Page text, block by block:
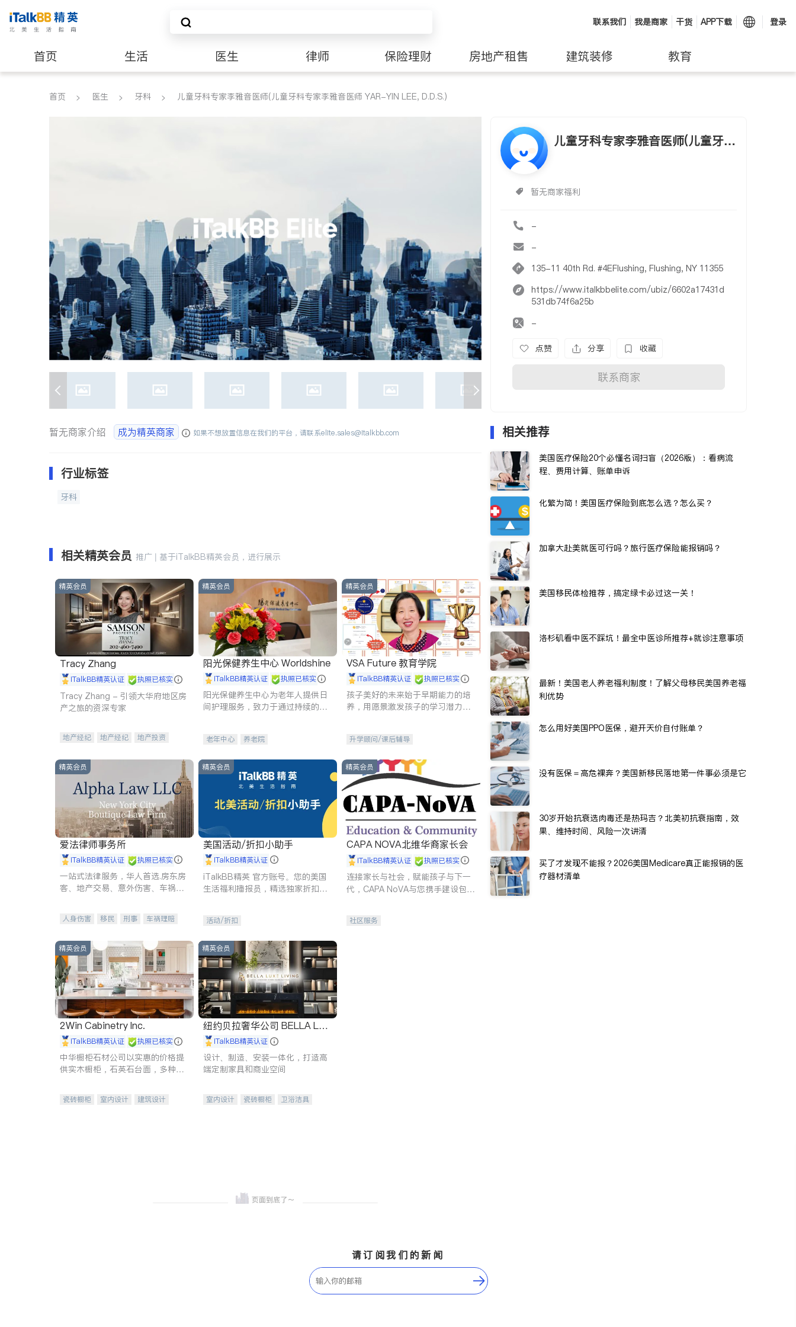
联系我们 我是商家 干货 APP下载 登录
首页 生活 医生 律师 保险理财 房地产租售 建筑装修 教育
养老 非盈利组织
首页 医生 牙科 儿童牙科专家李雅音医师(儿童牙科专家李雅音医师 YAR-YIN LEE, D.D.S.)
儿童牙科专家李雅音医师(儿童牙科
暂无商家福利
-
-
135-11 40th Rd. #4EFlushing, Flushing, NY 11355
https://www.italkbbelite.com/ubiz/6602a17431d
531db74f6a25b
-
点赞 分享 收藏
联系商家
暂无商家介绍 成为精英商家 如果不想放置信息在我们的平台，请联系elite.sales@italkbb.com
行业标签
牙科
相关精英会员 推广 | 基于iTalkBB精英会员，进行展示
精英会员
Tracy Zhang
iTalkBB精英认证 执照已核实
Tracy Zhang - 引领大华府地区房
产之旅的资深专家
地产经纪 地产经纪
地产投资
精英会员
阳光保健养生中心 Worldshine
iTalkBB精英认证 执照已核实
阳光保健养生中心为老年人提供日
间护理服务，致力于通过持续的护
老年中心 养老院
精英会员
VSA Future 教育学院
iTalkBB精英认证 执照已核实
孩子美好的未来始于早期能力的培
养，用愿景激发孩子的学习潜力和
升学顾问/课后辅导
精英会员
爱法律师事务所
iTalkBB精英认证 执照已核实
一站式法律服务，华人首选.房东房
客、地产交易、意外伤害、车祸重
人身伤害 移民 刑事
车祸理赔
商标注册
索赔 律师-其它 保释
精英会员
美国活动/折扣小助手
iTalkBB精英认证
iTalkBB精英 官方账号。您的美国
生活福利播报员，精选独家折扣、
活动/折扣
精英会员
CAPA NOVA北维华裔家长会
iTalkBB精英认证 执照已核实
连接家长与社会，赋能孩子与下一
代，CAPA NoVA与您携手建设包
社区服务
精英会员
2Win Cabinetry Inc.
iTalkBB精英认证 执照已核实
中华橱柜石材公司以实惠的价格提
供实木橱柜，石英石台面，多种优
机。品质厨房，家的选择。
瓷砖橱柜 室内设计
建筑设计
精英会员
纽约贝拉奢华公司 BELLA LUX
E iTalkBB精英认证
设计、制造、安装一体化，打造高
端定制家具和商业空间
室内设计 瓷砖橱柜
卫浴洁具
相关推荐
美国医疗保险20个必懂名词扫盲（2026版）：看病流
程、费用计算、账单申诉
化繁为简！美国医疗保险到底怎么选？怎么买？
加拿大赴美就医可行吗？旅行医疗保险能报销吗？
美国移民体检推荐，搞定绿卡必过这一关！
洛杉矶看中医不踩坑！最全中医诊所推荐+就诊注意事项
最新！美国老人养老福利制度！了解父母移民美国养老福
利优势
怎么用好美国PPO医保，避开天价自付账单？
没有医保＝高危裸奔？美国新移民落地第一件事必须是它
30岁开始抗衰选肉毒还是热玛吉？北美初抗衰指南，效
果、维持时间、风险一次讲清
买了才发现不能报？2026美国Medicare真正能报销的医
疗器材清单
请订阅我们的新闻